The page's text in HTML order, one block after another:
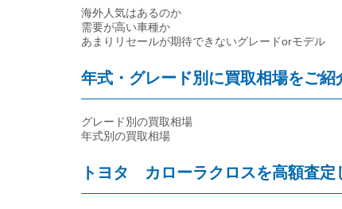
海外人気はあるのか
需要が高い車種か
あまりリセールが期待できないグレードorモデル
年式・グレード別に買取相場をご紹
グレード別の買取相場
年式別の買取相場
トヨタ カローラクロスを高額査定